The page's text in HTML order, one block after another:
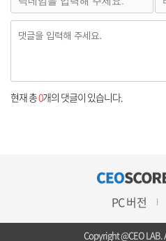
현재 총0개의 댓글이 있습니다.
PC 버전
Copyright @CEO LAB.